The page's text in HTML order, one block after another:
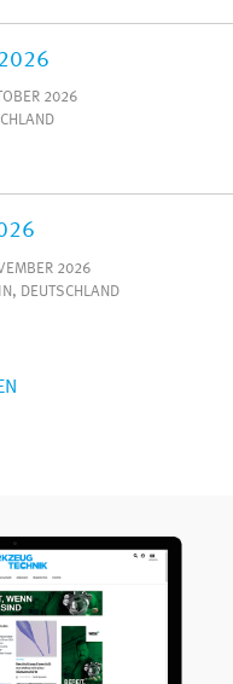
2026
2026
DEUTSCHLAND